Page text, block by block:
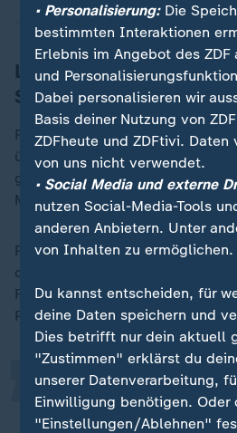
Leben und Arbeiten im
Schiff
Rund 25 Menschen sind an
überwiegend aus Europa
größtenteils aus philippinischen
Mischung ist oft üblich in der
Paul beschreibt seinen
die Messe, spielen Tischkicker,
Filipinos machen Musik - da
Poul betont vor allem die
Egal was war, die
Besatzung war
„
• Personalisierung:Die
bestimmten Interaktionen
Erlebnis im Angebot des ZDF
und
Dabei personalisieren wir
Basis deiner Nutzung von
ZDFheute und ZDFtivi.
von uns nicht verwendet.
• Social Media und externe
nutzen Social-Media-Tools
anderen Anbietern. Unter
von Inhalten zu ermöglichen.
Du kannst entscheiden, für
deine Daten speichern und
Dies betrifft nur dein aktuell
"Zustimmen" erklärst du
unserer Datenverarbeitung,
Einwilligung benötigen. Oder
"Einstellungen/Ablehnen"